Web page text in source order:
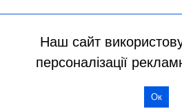
Наш сайт
персоналізації
Ок